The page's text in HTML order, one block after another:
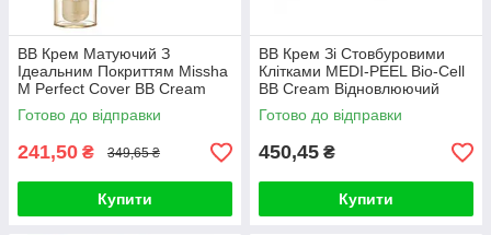
ВВ Крем Матуючий З
Ідеальним Покриттям Missha
M Perfect Cover BB Cream
SPF42 PA+++ (50ml, 31
відтінок - золотий беж)
Готово до відправки
241,50 ₴ 349,65 ₴
Купити
ВВ Крем Зі Стовбуровими
Клітками MEDI-PEEL Bio-Cell
BB Cream Відновлюючий
Готово до відправки
450,45 ₴
Купити